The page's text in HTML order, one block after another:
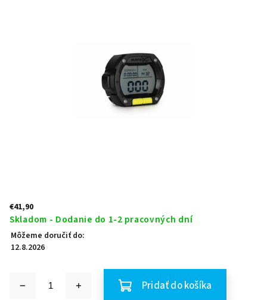
€41,90
Skladom - Dodanie do 1-2 pracovných dní
Môžeme doručiť do:
12.8.2026
Pridať do košíka